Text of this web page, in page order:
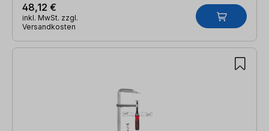
48,12 €
inkl. MwSt. zzgl.
Versandkosten